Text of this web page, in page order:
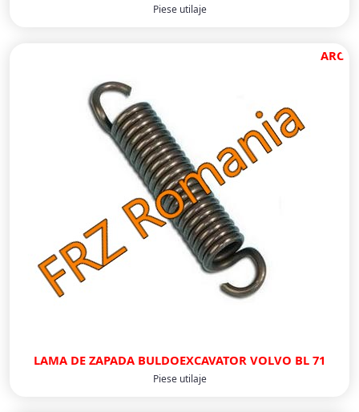
Piese utilaje
ARC
LAMA DE ZAPADA BULDOEXCAVATOR VOLVO BL 71
Piese utilaje